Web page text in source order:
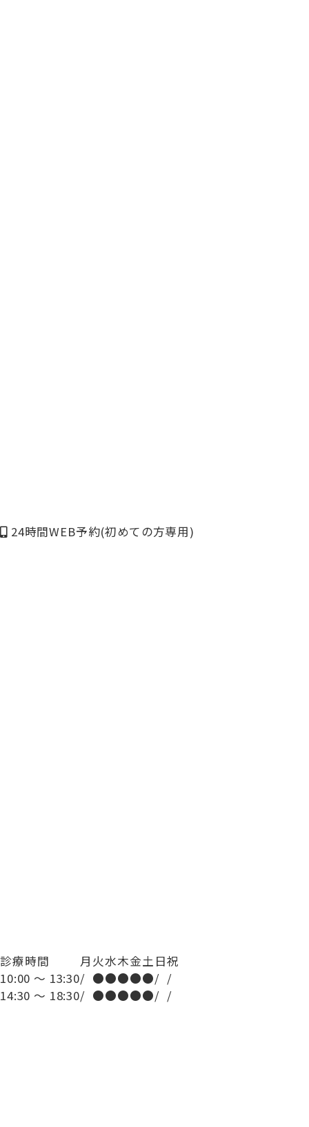
24時間WEB予約(初めての方専用)
診療時間 月 火水木金土 日祝
10:00 ～ 13:30/ ●●●●●/ /
14:30 ～ 18:30/ ●●●●●/ /